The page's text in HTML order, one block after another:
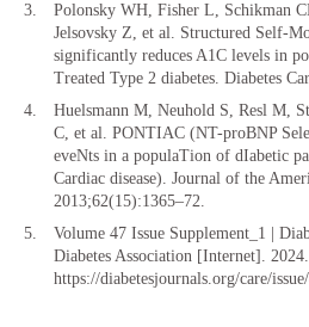
Polonsky WH, Fisher L, Schikman
Jelsovsky Z, et al. Structured Self-
significantly reduces A1C levels in
Treated Type 2 diabetes. Diabetes
Huelsmann M, Neuhold S, Resl M,
C, et al. PONTIAC (NT-proBNP
eveNts in a populaTion of dIabetic
Cardiac disease). Journal of the
2013;62(15):1365–72.
Volume 47 Issue Supplement_1 |
Diabetes Association [Internet].
https://diabetesjournals.org/care/